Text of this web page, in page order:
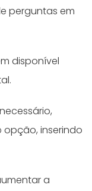
perguntas em
disponível
inserindo
a